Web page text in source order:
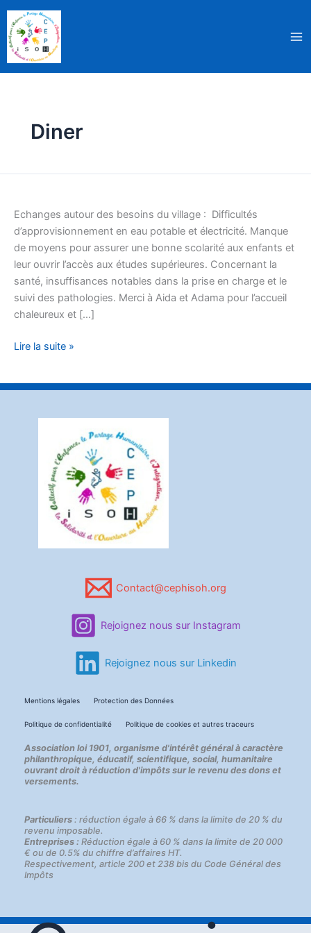
Aller
contenu
Diner
Echanges autour des besoins du village : Difficultés
d’approvisionnement en eau potable et électricité. Manque
de moyens pour assurer une bonne scolarité aux enfants et
leur ouvrir l’accès aux études supérieures. Concernant la
santé, insuffisances notables dans la prise en charge et le
suivi des pathologies. Merci à Aida et Adama pour l’accueil
chaleureux et […]
Rencontre
des
représentants
de
Séno
Boussobé
:
besoins
village
Lire la suite »
Contact@cephisoh.org
Rejoignez nous sur Instagram
Rejoignez nous sur Linkedin
Mentions légales Protection des Données
Politique de confidentialité Politique de cookies et autres traceurs
Association loi 1901, organisme d'intérêt général à caractère
philanthropique, éducatif, scientifique, social, humanitaire
ouvrant droit à réduction d'impôts sur le revenu des dons et
versements.
Particuliers : réduction égale à 66 % dans la limite de 20 % du
revenu imposable.
Entreprises : Réduction égale à 60 % dans la limite de 20 000
€ ou de 0.5% du chiffre d’affaires HT.
Respectivement, article 200 et 238 bis du Code Général des
Impôts